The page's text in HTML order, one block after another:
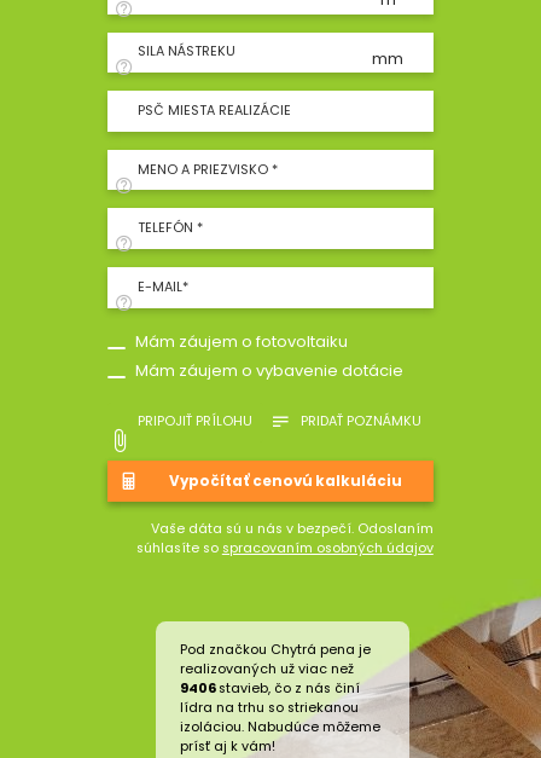
SILA NÁSTREKU mm
PSČ MIESTA REALIZÁCIE
MENO A PRIEZVISKO *
TELEFÓN *
E-MAIL*
Mám záujem o fotovoltaiku
Mám záujem o vybavenie dotácie
PRIPOJIŤ PRÍLOHU PRIDAŤ POZNÁMKU
Vaše dáta sú u nás v bezpečí. Odoslaním
súhlasíte so spracovaním osobných údajov
Pod značkou Chytrá pena je
realizovaných už viac než
9406 stavieb, čo z nás činí
lídra na trhu so striekanou
izoláciou. Nabudúce môžeme
prísť aj k vám!